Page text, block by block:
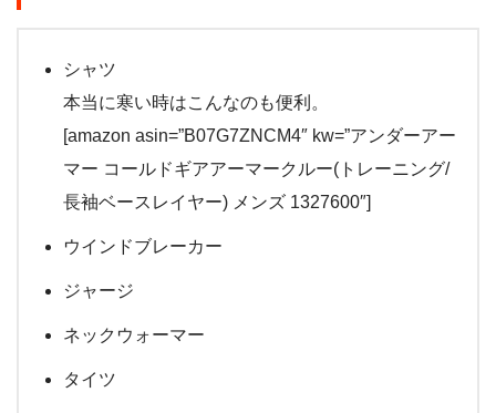
シャツ
本当に寒い時はこんなのも便利。
[amazon asin=”B07G7ZNCM4″ kw=”アンダーアー
マー コールドギアアーマークルー(トレーニング/
長袖ベースレイヤー) メンズ 1327600″]
ウインドブレーカー
ジャージ
ネックウォーマー
タイツ